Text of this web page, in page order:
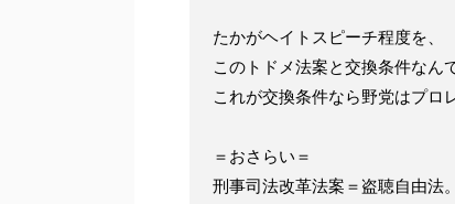
たかがヘイトスピーチ程度を、
このトドメ法案と交換条件なん
これが交換条件なら野党はプロ
＝おさらい＝
刑事司法改革法案＝盗聴自由法。